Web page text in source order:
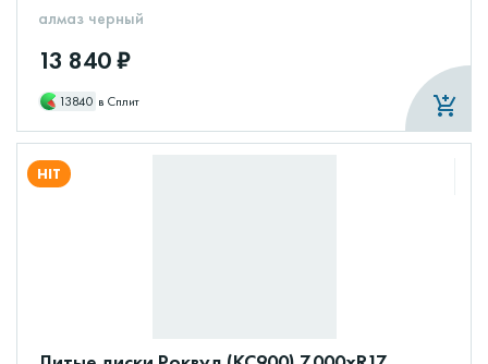
алмаз черный
13 840 ₽
13840 в Сплит
HIT